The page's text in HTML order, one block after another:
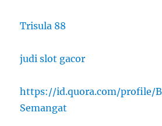
Trisula 88
judi slot gacor
https://id.quora.com/profile/
Semangat